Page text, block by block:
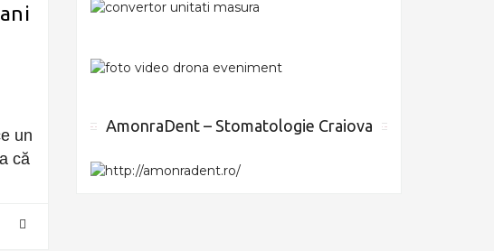
un
că
AmonraDent – Stomatologie Craiova